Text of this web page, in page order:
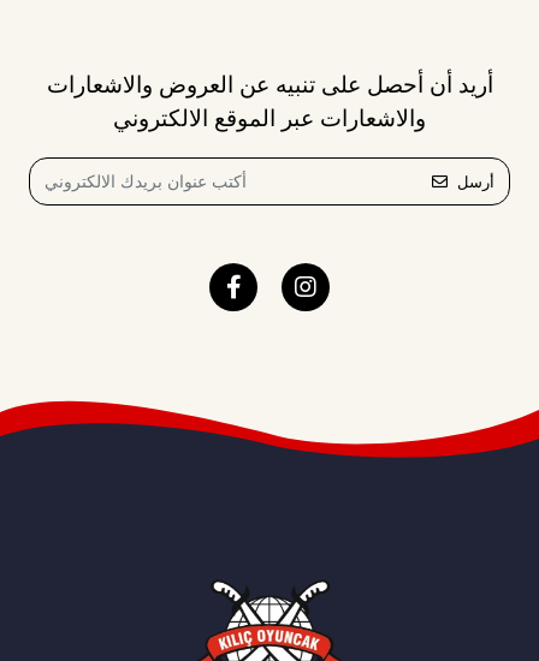
أريد أن أحصل على تنبيه عن العروض والاشعارات
والاشعارات عبر الموقع الالكتروني
أرسل